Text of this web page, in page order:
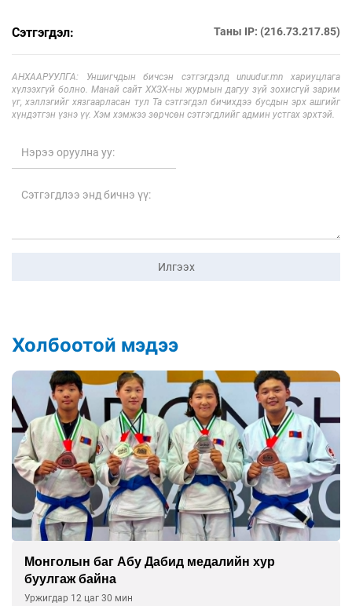
Сэтгэгдэл: Таны IP: (216.73.217.85)
АНХААРУУЛГА: Уншигчдын бичсэн сэтгэгдэлд unuudur.mn хариуцлага
хүлээхгүй болно. Манай сайт ХХЗХ-ны журмын дагуу зүй зохисгүй зарим
үг, хэллэгийг хязгаарласан тул Та сэтгэгдэл бичихдээ бусдын эрх ашгийг
хүндэтгэн үзнэ үү. Хэм хэмжээ зөрчсөн сэтгэгдлийг админ устгах эрхтэй.
Илгээх
Холбоотой мэдээ
Монголын баг Абу Дабид медалийн хур
буулгаж байна
Уржигдар 12 цаг 30 мин